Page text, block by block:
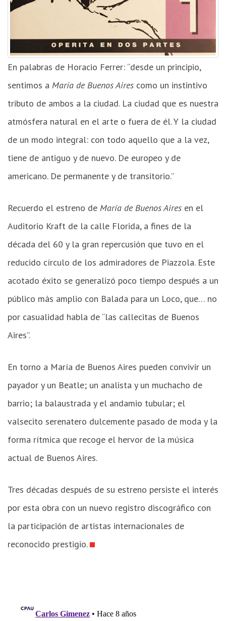
En palabras de Horacio Ferrer: “desde un principio,
sentimos a María de Buenos Aires como un instintivo
tributo de ambos a la ciudad. La ciudad que es nuestra
atmósfera natural en el arte o fuera de él. Y la ciudad
de un modo integral: con todo aquello que a la vez,
tiene de antiguo y de nuevo. De europeo y de
americano. De permanente y de transitorio.”
Recuerdo el estreno de María de Buenos Aires en el
Auditorio Kraft de la calle Florida, a fines de la
década del 60 y la gran repercusión que tuvo en el
reducido círculo de los admiradores de Piazzola. Este
acotado éxito se generalizó poco tiempo después a un
público más amplio con Balada para un Loco, que… no
por casualidad habla de “las callecitas de Buenos
Aires”.
En torno a María de Buenos Aires pueden convivir un
payador y un Beatle; un analista y un muchacho de
barrio; la balaustrada y el andamio tubular; el
valsecito serenatero dulcemente pasado de moda y la
forma rítmica que recoge el hervor de la música
actual de Buenos Aires.
Tres décadas después de su estreno persiste el interés
por esta obra con un nuevo registro discográfico con
la participación de artistas internacionales de
reconocido prestigio.